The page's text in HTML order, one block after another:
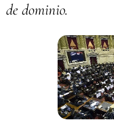
de dominio.